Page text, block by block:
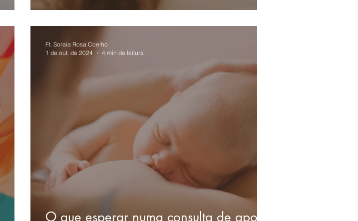
O que esperar numa consulta de apoio
Ft. Soraia Rosa Coelho
1 de out. de 2024
4 min de leitura